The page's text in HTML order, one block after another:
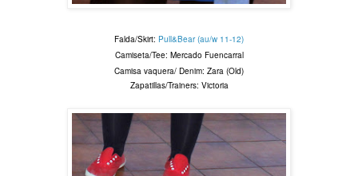
Falda/Skirt: Pull&Bear (au/w 11-12)
Camiseta/Tee: Mercado Fuencarral
Camisa vaquera/ Denim: Zara (Old)
Zapatillas/Trainers: Victoria